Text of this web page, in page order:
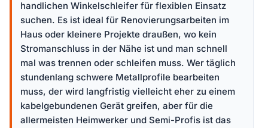
handlichen Winkelschleifer für flexiblen Einsatz
suchen. Es ist ideal für Renovierungsarbeiten im
Haus oder kleinere Projekte draußen, wo kein
Stromanschluss in der Nähe ist und man schnell
mal was trennen oder schleifen muss. Wer täglich
stundenlang schwere Metallprofile bearbeiten
muss, der wird langfristig vielleicht eher zu einem
kabelgebundenen Gerät greifen, aber für die
allermeisten Heimwerker und Semi-Profis ist das